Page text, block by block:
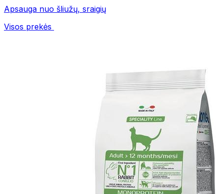
Apsauga nuo šliužų, sraigių
Visos prekės